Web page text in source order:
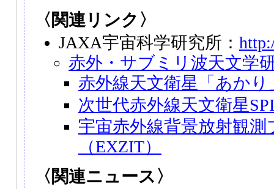
〈関連リンク〉
JAXA宇宙科学研究所：
赤外・サブミリ波天文学
赤外線天文衛星「あかり
次世代赤外線天文衛星
宇宙赤外線背景放射観
（EXZIT）
〈関連ニュース〉